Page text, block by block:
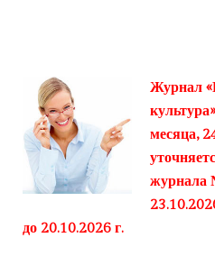
Журнал
месяца,
журнала
до 20.10.2026 г.